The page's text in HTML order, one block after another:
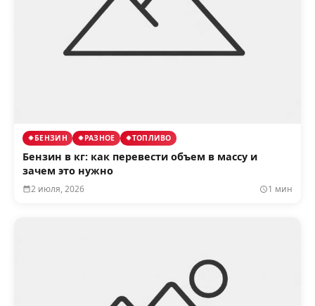
БЕНЗИН РАЗНОЕ ТОПЛИВО
Бензин в кг: как перевести объем в массу и
зачем это нужно
2 июля, 2026 1 мин